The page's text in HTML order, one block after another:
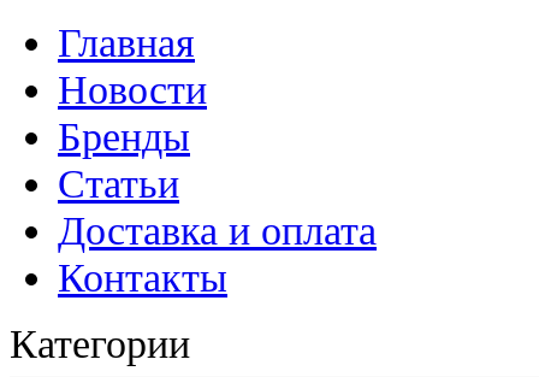
Главная
Новости
Бренды
Статьи
Доставка и оплата
Контакты
Категории